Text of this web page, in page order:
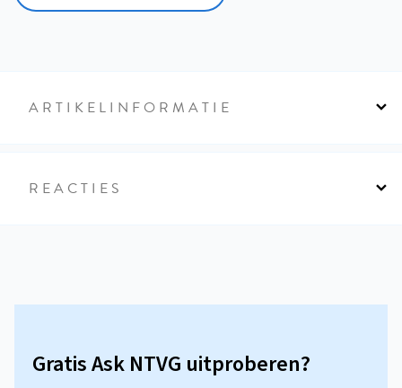
ARTIKELINFORMATIE
REACTIES
Gratis Ask NTVG uitproberen?